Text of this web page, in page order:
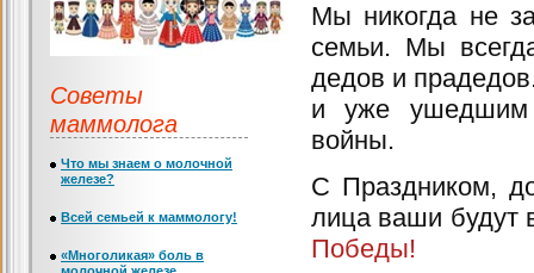
Мы никогда не
семьи. Мы
дедов и
и уже ушедшим
войны.
С Праздником,
лица ваши будут
Победы!
Советы
маммолога
Что мы знаем о молочной
железе?
Всей семьей к маммологу!
«Многоликая» боль в